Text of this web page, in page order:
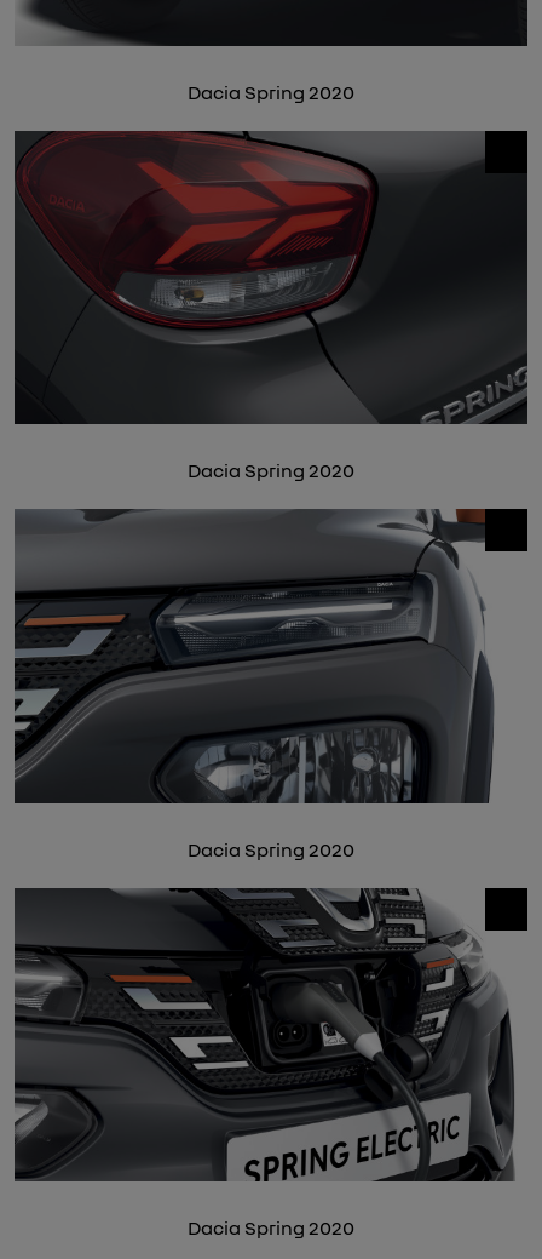
Dacia Spring 2020
Dacia Spring 2020
Dacia Spring 2020
Dacia Spring 2020